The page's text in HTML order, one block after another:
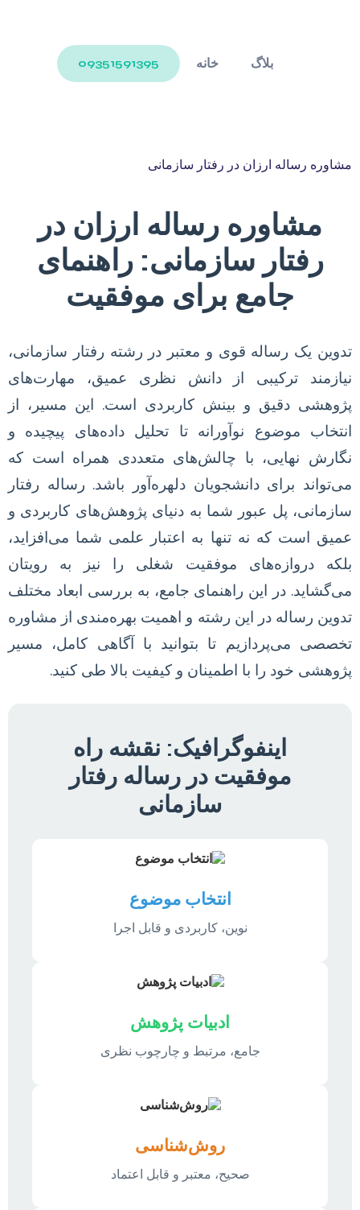
خانه بلاگ 09351591395
مشاوره رساله ارزان در رفتار سازمانی
مشاوره رساله ارزان در
رفتار سازمانی: راهنمای
جامع برای موفقیت
تدوین یک رساله قوی و معتبر در رشته رفتار سازمانی،
نیازمند ترکیبی از دانش نظری عمیق، مهارت‌های
پژوهشی دقیق و بینش کاربردی است. این مسیر، از
انتخاب موضوع نوآورانه تا تحلیل داده‌های پیچیده و
نگارش نهایی، با چالش‌های متعددی همراه است که
می‌تواند برای دانشجویان دلهره‌آور باشد. رساله رفتار
سازمانی، پل عبور شما به دنیای پژوهش‌های کاربردی و
عمیق است که نه تنها به اعتبار علمی شما می‌افزاید،
بلکه دروازه‌های موفقیت شغلی را نیز به رویتان
می‌گشاید. در این راهنمای جامع، به بررسی ابعاد مختلف
تدوین رساله در این رشته و اهمیت بهره‌مندی از مشاوره
تخصصی می‌پردازیم تا بتوانید با آگاهی کامل، مسیر
پژوهشی خود را با اطمینان و کیفیت بالا طی کنید.
اینفوگرافیک: نقشه راه
موفقیت در رساله رفتار
سازمانی
انتخاب موضوع
نوین، کاربردی و قابل اجرا
ادبیات پژوهش
جامع، مرتبط و چارچوب نظری
روش‌شناسی
صحیح، معتبر و قابل اعتماد